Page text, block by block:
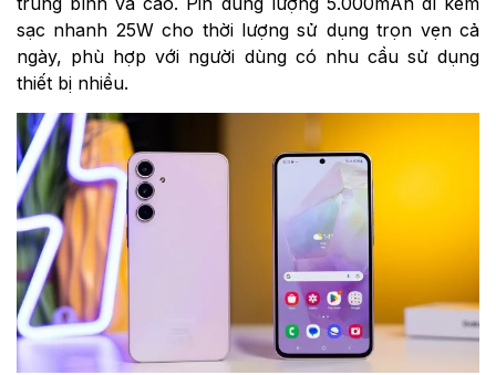
sạc nhanh 25W cho thời lượng sử dụng trọn vẹn cả
ngày, phù hợp với người dùng có nhu cầu sử dụng
thiết bị nhiều.